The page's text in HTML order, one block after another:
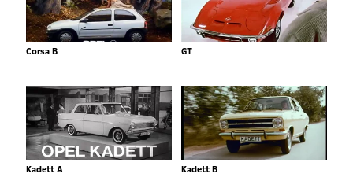
Corsa B GT
Kadett A Kadett B